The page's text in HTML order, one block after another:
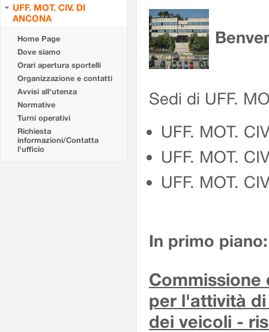
UFF. MOT. CIV. DI
ANCONA
Home Page
Dove siamo
Orari apertura sportelli
Organizzazione e contatti
Avvisi all'utenza
Normative
Turni operativi
Richiesta
informazioni/Contatta
l'ufficio
Sedi di UFF.
UFF. MOT.
UFF. MOT.
UFF. MOT.
In primo piano:
per l'attività
dei veicoli -